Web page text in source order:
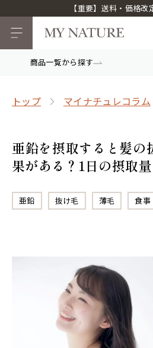
【重要】送料・価格改
商品一覧から探す
トップ マイナチュレコラム
亜鉛を摂取すると髪の
果がある？1日の摂取
亜鉛 抜け毛 薄毛 食事